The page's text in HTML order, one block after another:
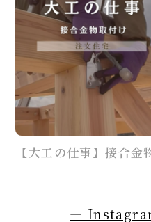
【大工の仕事】接合金
―